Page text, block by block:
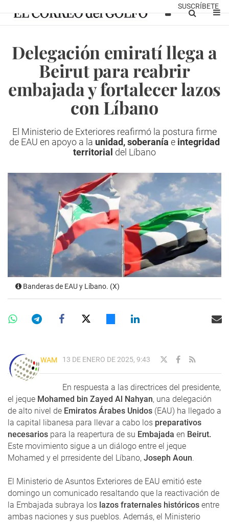
SUSCRÍBETE
Delegación emiratí llega a
Beirut para reabrir
embajada y fortalecer lazos
con Líbano
El Ministerio de Exteriores reafirmó la postura firme
de EAU en apoyo a la unidad, soberanía e integridad
territorial del Líbano
Banderas de EAU y Líbano. (X)
WAM 13 DE ENERO DE 2025, 9:43
En respuesta a las directrices del presidente,
el jeque Mohamed bin Zayed Al Nahyan, una delegación
de alto nivel de Emiratos Árabes Unidos (EAU) ha llegado a
la capital libanesa para llevar a cabo los preparativos
necesarios para la reapertura de su Embajada en Beirut.
Este movimiento sigue a un diálogo entre el jeque
Mohamed y el prresidente del Líbano, Joseph Aoun.
El Ministerio de Asuntos Exteriores de EAU emitió este
domingo un comunicado resaltando que la reactivación de
la Embajada subraya los lazos fraternales históricos entre
ambas naciones y sus pueblos. Además, el Ministerio